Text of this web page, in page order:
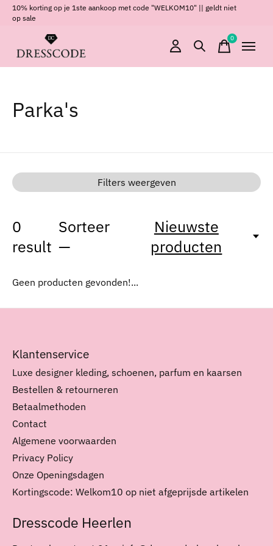
10% korting op je 1ste aankoop met code "WELKOM10" || geldt niet
op sale
0items
Parka's
Filters weergeven
0
result
Sorteer
—
Nieuwste
producten
Geen producten gevonden!...
Klantenservice
Luxe designer kleding, schoenen, parfum en kaarsen
Bestellen & retourneren
Betaalmethoden
Contact
Algemene voorwaarden
Privacy Policy
Onze Openingsdagen
Kortingscode: Welkom10 op niet afgeprijsde artikelen
Dresscode Heerlen